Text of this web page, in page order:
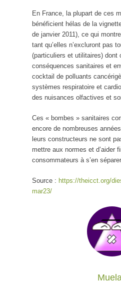
En France, la plupart de ces
bénéficient hélas de la
de janvier 2011), ce qui
tant qu’elles n’excluront pas
(particuliers et utilitaires) dont
conséquences sanitaires et
cocktail de polluants
systèmes respiratoire et
des nuisances olfactives et
Ces « bombes » sanitaires
encore de nombreuses
leurs constructeurs ne sont
mettre aux normes et d’aider
consommateurs à s’en
Source : https://theicct.org/
mar23/